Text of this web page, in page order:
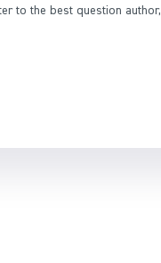
to the best question